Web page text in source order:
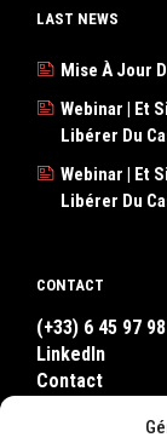
LAST NEWS
Mise À Jour
Webinar | Et
Libérer Du
Webinar | Et
Libérer Du
CONTACT
(+33) 6 45 97
LinkedIn
Contact